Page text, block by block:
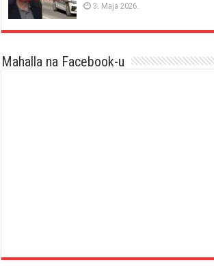
3. Maja 2026.
Mahalla na Facebook-u